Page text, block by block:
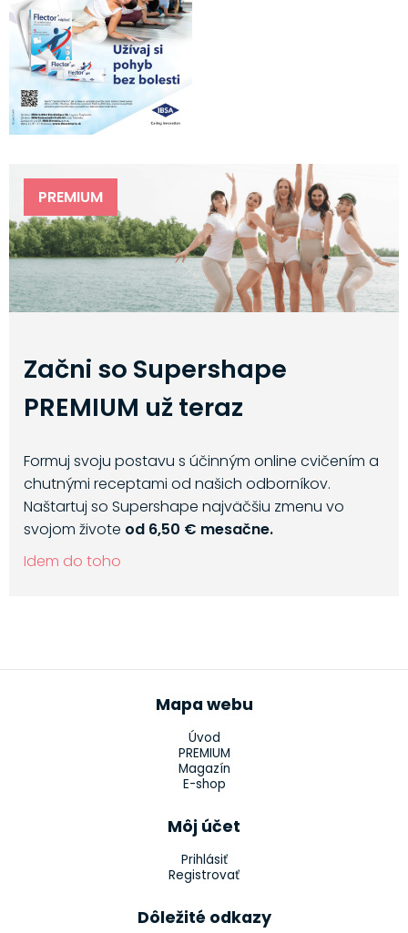
PREMIUM
Začni so Supershape
PREMIUM už teraz
Formuj svoju postavu s účinným online cvičením a
chutnými receptami od našich odborníkov.
Naštartuj so Supershape najväčšiu zmenu vo
svojom živote od 6,50 € mesačne.
Idem do toho
Mapa webu
Úvod
PREMIUM
Magazín
E-shop
Môj účet
Prihlásiť
Registrovať
Dôležité odkazy